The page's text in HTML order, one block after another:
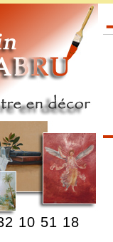
10 51 18